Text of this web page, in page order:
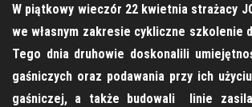
W piątkowy wieczór 22 kwietnia strażacy
we własnym zakresie cykliczne szkolenie
Tego dnia druhowie doskonalili
gaśniczych oraz podawania przy ich
gaśniczej, a także budowali linie